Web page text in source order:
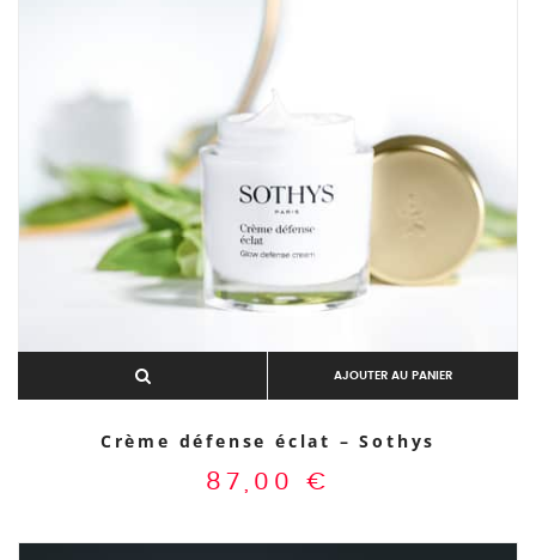
AJOUTER AU PANIER
Crème défense éclat – Sothys
87,00 €